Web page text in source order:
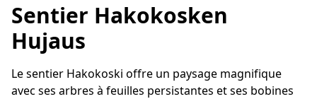
Sentier Hakokosken
Hujaus
Le sentier Hakokoski offre un paysage magnifique
avec ses arbres à feuilles persistantes et ses bobines